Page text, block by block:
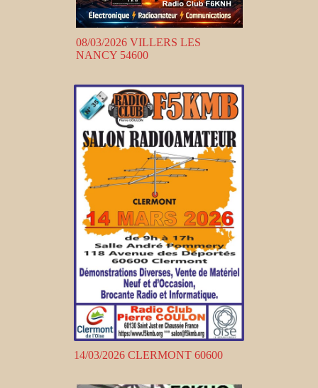
08/03/2026 VILLERS LES
NANCY 54600
14/03/2026 CLERMONT 60600